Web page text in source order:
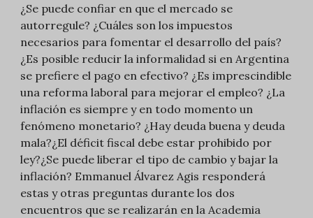
¿Se puede confiar en que el mercado se
autorregule? ¿Cuáles son los impuestos
necesarios para fomentar el desarrollo del país?
¿Es posible reducir la informalidad si en Argentina
se prefiere el pago en efectivo? ¿Es imprescindible
una reforma laboral para mejorar el empleo? ¿La
inflación es siempre y en todo momento un
fenómeno monetario? ¿Hay deuda buena y deuda
mala?¿El déficit fiscal debe estar prohibido por
ley?¿Se puede liberar el tipo de cambio y bajar la
inflación? Emmanuel Álvarez Agis responderá
estas y otras preguntas durante los dos
encuentros que se realizarán en la Academia